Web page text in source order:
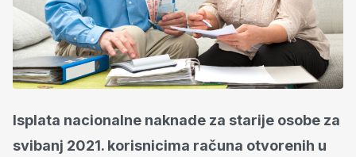
Isplata nacionalne naknade za starije osobe za
svibanj 2021. korisnicima računa otvorenih u